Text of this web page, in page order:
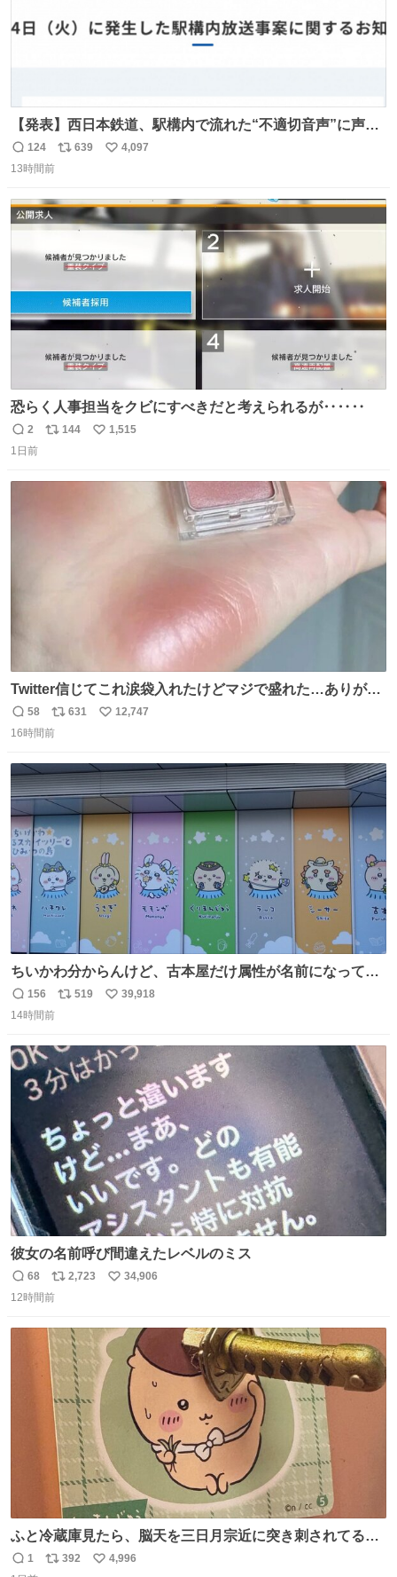
【発表】西日本鉄道、駅構内で流れた“不適切音声”に声明
「被害届も検討」 news.livedoor.com/article/detail… 4日
に西鉄福岡（天神）駅および薬院駅で発生した駅構内放送
送設備に外部から不正に音声が流された可能性も含めて確
認を実施」と説明した。
返
信
124
リ
ト
数
639
い
数
4,097
13時間前
恐らく人事担当をクビにすべきだと考えられるが‥‥‥
返
信
2
リ
144
い
1,515
1日前
Twitter信じてこれ涙袋入れたけどマジで盛れた…ありがと
う…
返
信
58
リ
ポ
ト
数
631
い
数
12,747
16時間前
ちいかわ分からんけど、古本屋だけ属性が名前になってる
のはどういうこと？
返
信
156
リ
ト
数
519
い
数
39,918
14時間前
彼女の名前呼び間違えたレベルのミス
返
信
68
リ
ポ
ト
数
2,723
い
数
34,906
12時間前
ふと冷蔵庫見たら、脳天を三日月宗近に突き刺されてるく
りまんじゅうパイセンが
返
1
リ
392
い
4,996